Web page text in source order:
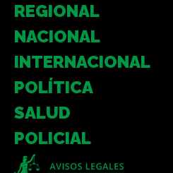
REGIONAL
NACIONAL
INTERNACIONAL
POLÍTICA
SALUD
POLICIAL